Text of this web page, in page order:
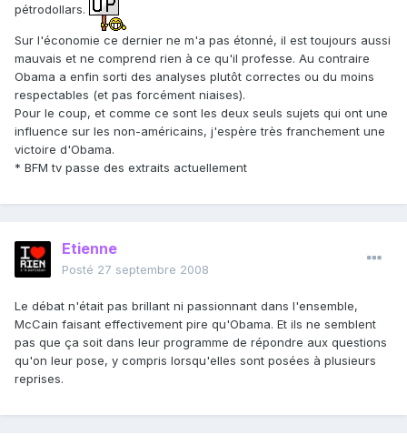
pétrodollars.
Sur l'économie ce dernier ne m'a pas étonné, il est toujours aussi
mauvais et ne comprend rien à ce qu'il professe. Au contraire
Obama a enfin sorti des analyses plutôt correctes ou du moins
respectables (et pas forcément niaises).
Pour le coup, et comme ce sont les deux seuls sujets qui ont une
influence sur les non-américains, j'espère très franchement une
victoire d'Obama.
* BFM tv passe des extraits actuellement
Etienne
Posté 27 septembre 2008
Le débat n'était pas brillant ni passionnant dans l'ensemble,
McCain faisant effectivement pire qu'Obama. Et ils ne semblent
pas que ça soit dans leur programme de répondre aux questions
qu'on leur pose, y compris lorsqu'elles sont posées à plusieurs
reprises.